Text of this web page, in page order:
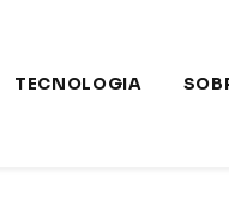
TECNOLOGIA